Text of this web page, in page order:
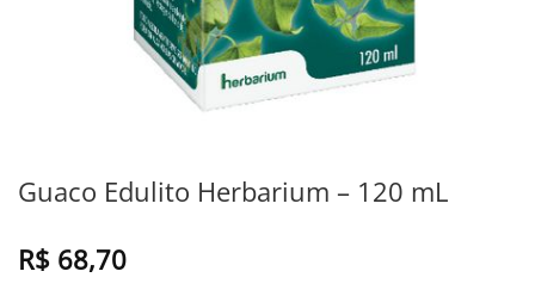
Guaco Edulito Herbarium – 120 mL
R$ 68,70